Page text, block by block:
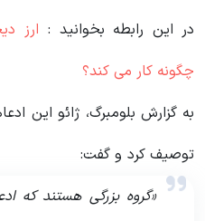
در این رابطه بخوانید‌ :
چگونه کار می کند؟
به گزارش بلومبرگ، ژائو این
توصیف کرد و گفت: